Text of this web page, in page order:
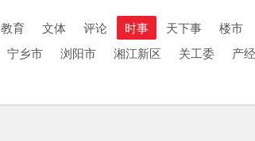
教育 文体 评论 时事 天下事 楼市
宁乡市 浏阳市 湘江新区 关工委 产经